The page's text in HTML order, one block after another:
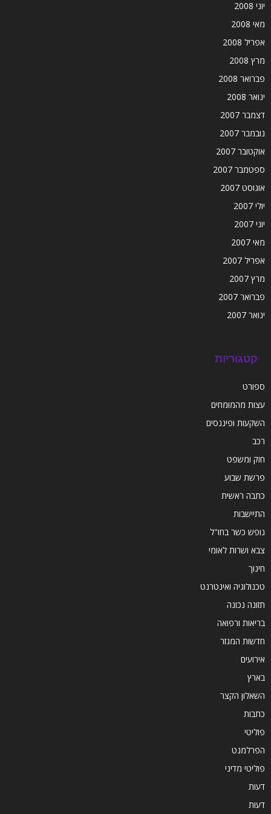
יוני 2008
מאי 2008
אפריל 2008
מרץ 2008
פברואר 2008
ינואר 2008
דצמבר 2007
נובמבר 2007
אוקטובר 2007
ספטמבר 2007
אוגוסט 2007
יולי 2007
יוני 2007
מאי 2007
אפריל 2007
מרץ 2007
פברואר 2007
ינואר 2007
קטגוריות
ספורט
עצות מהמומחים
השקעות ופיננסים
רכב
חוק ומשפט
פרשת שבוע
כתבה ראשית
התיישבות
נופש כשר בחו"ל
צבא ושרות לאומי
חינוך
טכנולוגיה ואינטרנט
תזונה נכונה
בריאות ורפואה
חדשות המגזר
אירועים
בארץ
השאלון הקצר
כתבות
פוליטי
הפרלמנט
פוליטי מדיני
דעות
דעות